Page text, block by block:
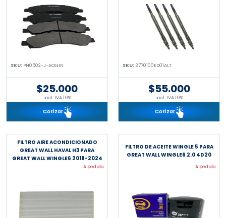
SKU: PN0502-J-AOSHN
$25.000
incl. IVA 19%
Cotizar
SKU:3770100ED01ALT
$55.000
incl. IVA 19%
Cotizar
FILTRO AIRE ACONDICIONADO
GREAT WALL HAVAL H3 PARA
GREAT WALL WINGLE6 2018-2024
A pedido
FILTRO DE ACEITE WINGLE 5 PARA
GREAT WALL WINGLE6 2.0 4D20
A pedido